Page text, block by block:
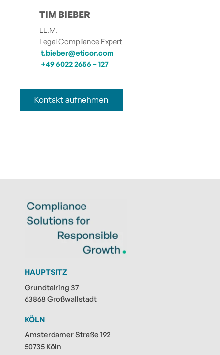
TIM BIEBER
LL.M.
Legal Compliance Expert
t.bieber@eticor.com
+49 6022 2656 – 127
HAUPTSITZ
Grundtalring 37
63868 Großwallstadt
KÖLN
Amsterdamer Straße 192
50735 Köln